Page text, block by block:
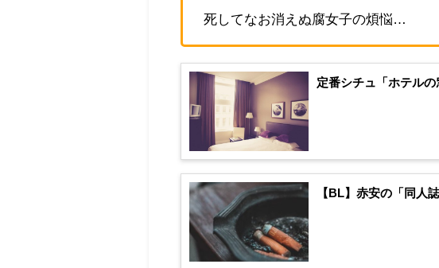
死してなお消えぬ腐女子の煩悩…
定番シチュ「ホテル
【BL】赤安の「同人